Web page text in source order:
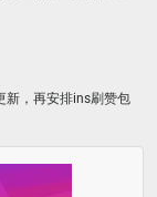
新，再安排ins刷赞包